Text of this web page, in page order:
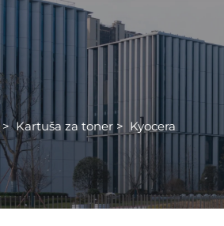
>Kartuša za toner > Kyocera